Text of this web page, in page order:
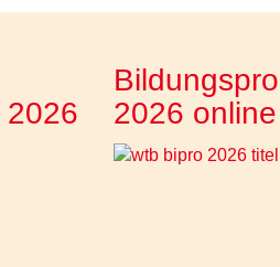
2026
2026 online